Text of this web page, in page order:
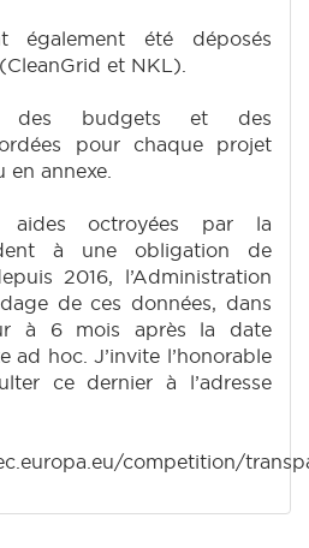
également été déposés
et NKL).
des budgets et des
pour chaque projet
en annexe.
aides octroyées par la
à une obligation de
2016, l’Administration
de ces données, dans
à 6 mois après la date
ad hoc. J’invite l’honorable
ce dernier à l’adresse
competition/